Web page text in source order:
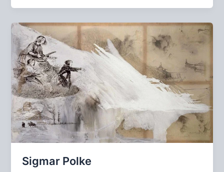
Sigmar Polke